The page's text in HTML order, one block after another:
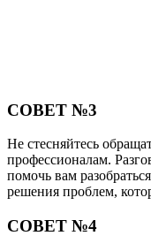
СОВЕТ №3
Не стесняйтесь
профессионалам.
помочь вам
решения проблем,
СОВЕТ №4